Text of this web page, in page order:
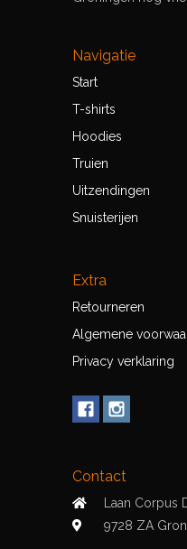
Navigatie
Start
T-shirts
Hoodies
Truien
Uitzendingen
Snuisterijen
Extra
Retourneren
Algemene
Privacy verklaring
Contact
Laan Corpus
9728 ZA